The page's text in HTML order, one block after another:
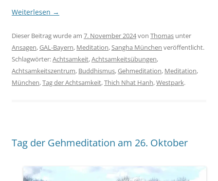
Weiterlesen →
Dieser Beitrag wurde am 7. November 2024von Thomas unter
Ansagen,GAL-Bayern, Meditation,Sangha München veröffentlicht.
Schlagwörter:Achtsamkeit,Achtsamkeitsübungen,
Achtsamkeitszentrum, Buddhismus,Gehmeditation, Meditation,
München,Tag der Achtsamkeit,Thich Nhat Hanh,Westpark.
Tag der Gehmeditation am 26. Oktober